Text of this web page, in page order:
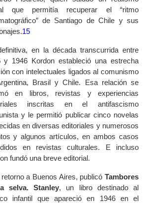
que permitía recuperar el “ritmo
de Santiago de Chile y sus
15
en la década transcurrida entre
y 1946 Kordon estableció una estrecha
con intelectuales ligados al comunismo
Brasil y Chile. Esa relación se
en libros, revistas y experiencias
inscritas en el antifascismo
y le permitió publicar cinco novelas
en diversas editoriales y numerosos
y algunos artículos, en ambos casos
en revistas culturales. E incluso
fundó una breve editorial.
a Buenos Aires, publicó Tambores
selva. Stanley, un libro destinado al
infantil que apareció en 1946 en el